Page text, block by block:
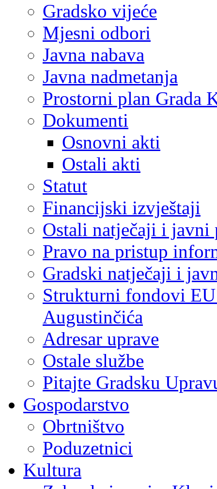
Gradsko vijeće
Mjesni odbori
Javna nabava
Javna nadmetanja
Prostorni plan Grada
Dokumenti
Osnovni akti
Ostali akti
Statut
Financijski izvještaji
Ostali natječaji i javni
Pravo na pristup
Gradski natječaji i
Strukturni fondovi
Augustinčića
Adresar uprave
Ostale službe
Pitajte Gradsku
Gospodarstvo
Obrtništvo
Poduzetnici
Kultura